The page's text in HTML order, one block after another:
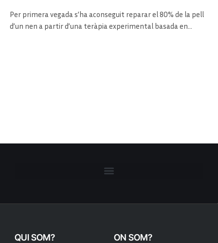
Per primera vegada s’ha aconseguit reparar el 80% de la pell
d’un nen a partir d’una teràpia experimental basada en…
QUI SOM? ON SOM?